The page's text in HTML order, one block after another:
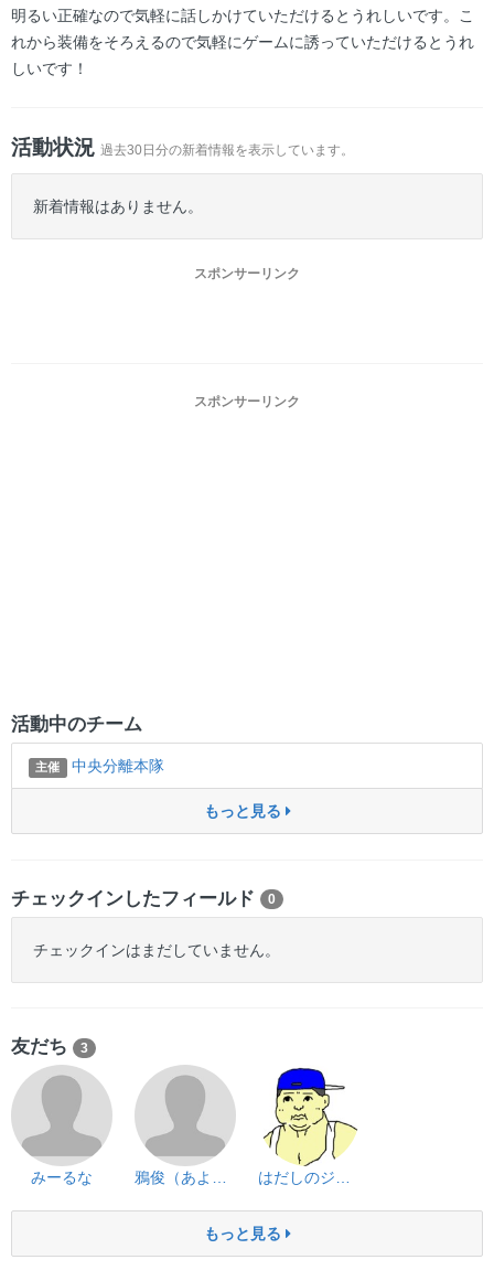
明るい正確なので気軽に話しかけていただけるとうれしいです。こ
れから装備をそろえるので気軽にゲームに誘っていただけるとうれ
しいです！
活動状況 過去30日分の新着情報を表示しています。
新着情報はありません。
スポンサーリンク
スポンサーリンク
活動中のチーム
主催 中央分離本隊
もっと見る
チェックインしたフィールド 0
チェックインはまだしていません。
友だち 3
みーるな
もっと見る